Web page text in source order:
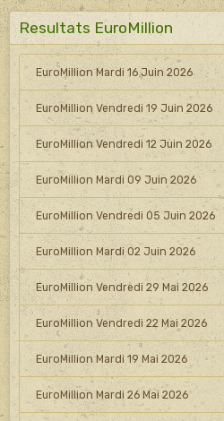
Resultats EuroMillion
EuroMillion Mardi 16 Juin 2026
EuroMillion Vendredi 19 Juin 2026
EuroMillion Vendredi 12 Juin 2026
EuroMillion Mardi 09 Juin 2026
EuroMillion Vendredi 05 Juin 2026
EuroMillion Mardi 02 Juin 2026
EuroMillion Vendredi 29 Mai 2026
EuroMillion Vendredi 22 Mai 2026
EuroMillion Mardi 19 Mai 2026
EuroMillion Mardi 26 Mai 2026